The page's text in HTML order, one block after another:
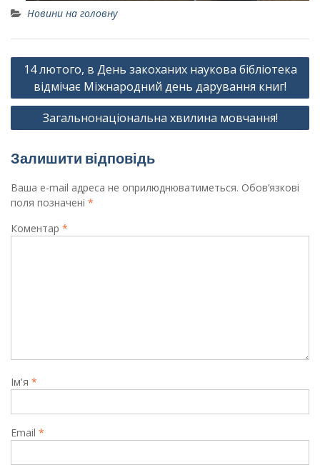
Новини на головну
Навігація
записів
14 лютого, в День закоханих наукова бібліотека
відмічає Міжнародний день дарування книг!
Загальнонаціональна хвилина мовчання!
Залишити відповідь
Ваша e-mail адреса не оприлюднюватиметься. Обов’язкові
поля позначені *
Коментар *
Ім'я *
Email *